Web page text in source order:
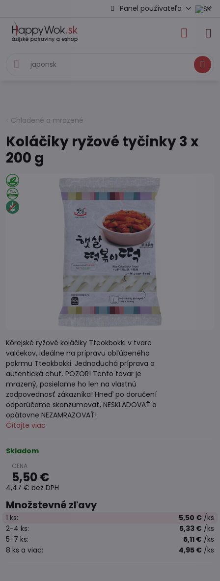
Panel používateľa
Hľadať
Chladené a mrazené
Koláčiky ryžové tyčinky 3 x
200 g
Kórejské ryžové koláčiky Tteokbokki v tvare
valčekov, ideálne na prípravu obľúbeného
pokrmu Tteokbokki. Jednoduchá príprava a
autentická chuť. POZOR! Tento tovar je
mrazený, posielame ho len na vlastnú
zodpovednosť zákazníka! Hneď po doručení
odporúčame skonzumovať, NESKLADOVAŤ a
opätovne NEZAMRAZOVAŤ!
Čítajte viac
Skladom
5,50 €
4,47 € bez DPH
Množstevné zľavy
1 ks: 5,50 € /ks
2-4 ks: 5,33 € /ks
5-7 ks: 5,11 € /ks
8 ks a viac: 4,95 € /ks